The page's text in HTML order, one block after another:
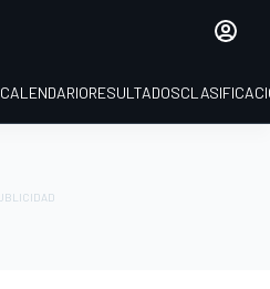
CALENDARIORESULTADOS